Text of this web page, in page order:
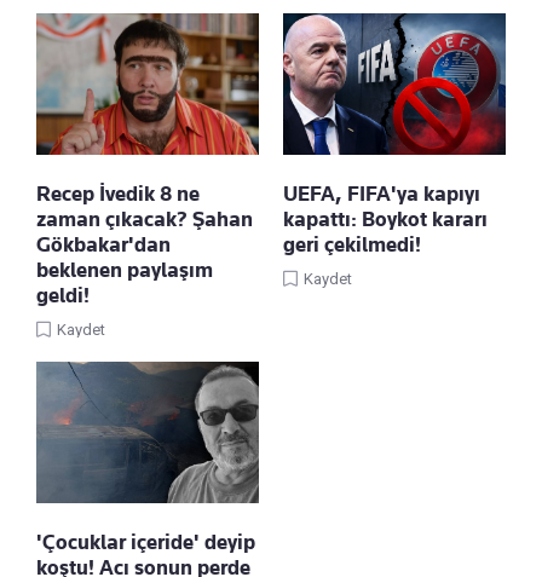
Recep İvedik 8 ne
zaman çıkacak? Şahan
Gökbakar'dan
beklenen paylaşım
geldi!
Kaydet
UEFA, FIFA'ya kapıyı
kapattı: Boykot kararı
geri çekilmedi!
Kaydet
'Çocuklar içeride' deyip
koştu! Acı sonun perde